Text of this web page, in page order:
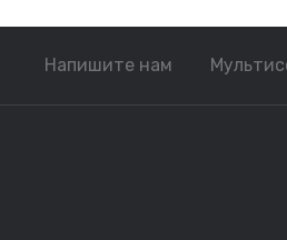
Напишите нам